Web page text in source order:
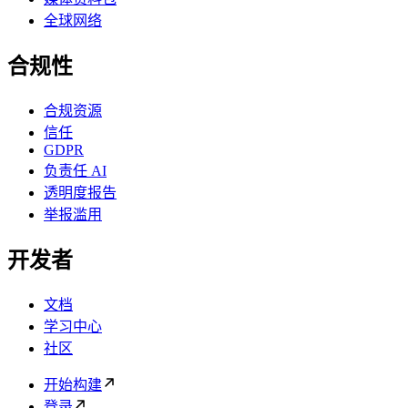
全球网络
合规性
合规资源
信任
GDPR
负责任 AI
透明度报告
举报滥用
开发者
文档
学习中心
社区
开始构建